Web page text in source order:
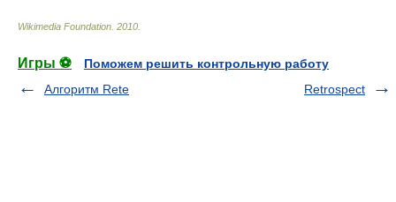
Wikimedia Foundation 2010
Игры ⚽
Поможем решить контрольную работу
Алгоритм Rete
Retrospect